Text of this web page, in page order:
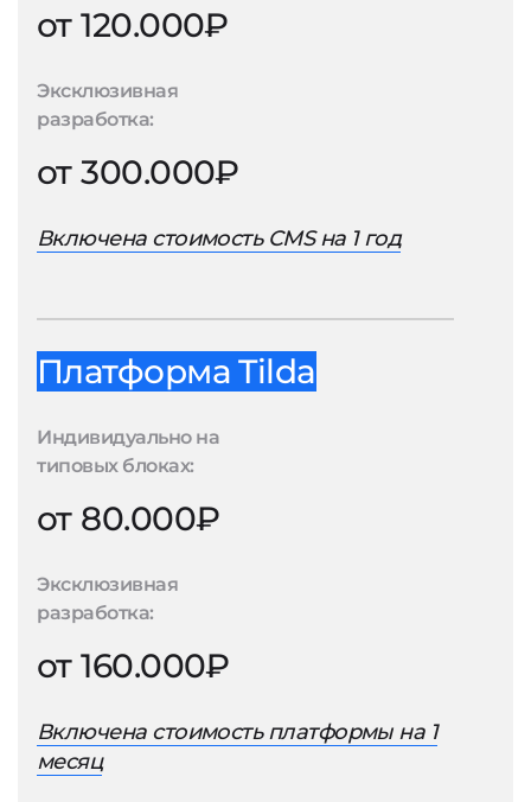
от 120.000₽
Эксклюзивная
разработка:
от 300.000₽
Включена стоимость CMS на 1 год
Платформа Tilda
Индивидуально на
типовых блоках:
от 80.000₽
Эксклюзивная
разработка:
от 160.000₽
Включена стоимость платформы на 1
месяц